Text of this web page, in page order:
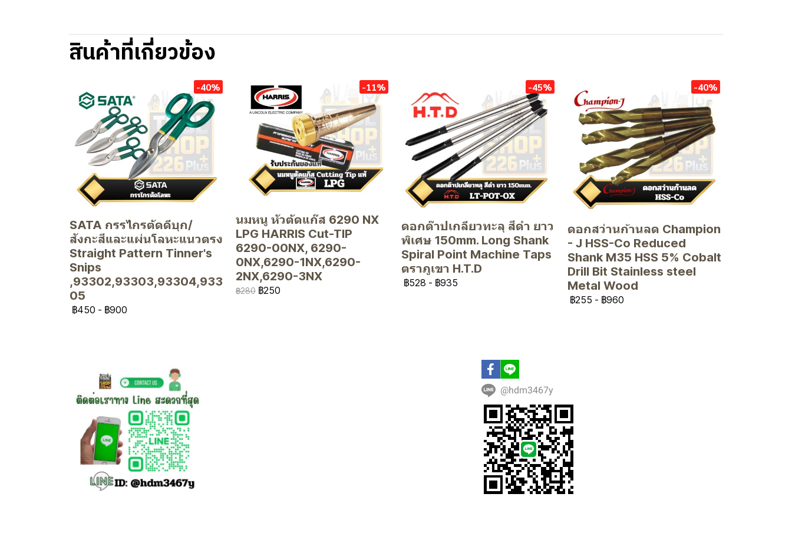
สินค้าที่เกี่ยวข้อง
-40%
SATA กรรไกรตัดดีบุก/
สังกะสีและแผ่นโลหะแนวตรง
Straight Pattern Tinner's
Snips
,93302,93303,93304,933
05
฿450 - ฿900
-11%
นมหนู หัวตัดแก๊ส 6290 NX
LPG HARRIS Cut-TIP
6290-00NX, 6290-
0NX,6290-1NX,6290-
2NX,6290-3NX
฿280 ฿250
-45%
ดอกต๊าปเกลียวทะลุ สีดำ ยาว
พิเศษ 150mm. Long Shank
Spiral Point Machine Taps
ตราภูเขา H.T.D
฿528 - ฿935
-40%
ดอกสว่านก้านลด Champion
- J HSS-Co Reduced
Shank M35 HSS 5% Cobalt
Drill Bit Stainless steel
Metal Wood
฿255 - ฿960
@hdm3467y